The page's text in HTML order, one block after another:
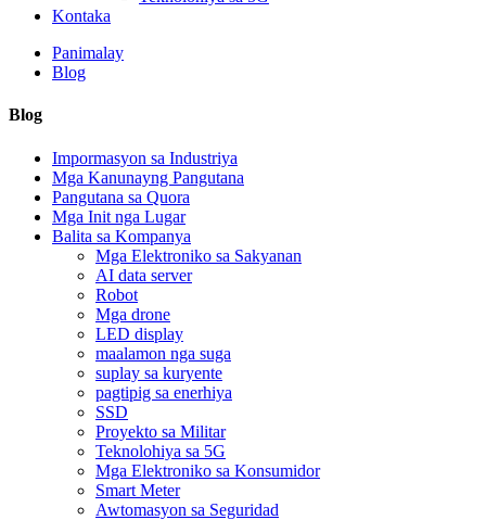
Kontaka
Panimalay
Blog
Blog
Impormasyon sa Industriya
Mga Kanunayng Pangutana
Pangutana sa Quora
Mga Init nga Lugar
Balita sa Kompanya
Mga Elektroniko sa Sakyanan
AI data server
Robot
Mga drone
LED display
maalamon nga suga
suplay sa kuryente
pagtipig sa enerhiya
SSD
Proyekto sa Militar
Teknolohiya sa 5G
Mga Elektroniko sa Konsumidor
Smart Meter
Awtomasyon sa Seguridad